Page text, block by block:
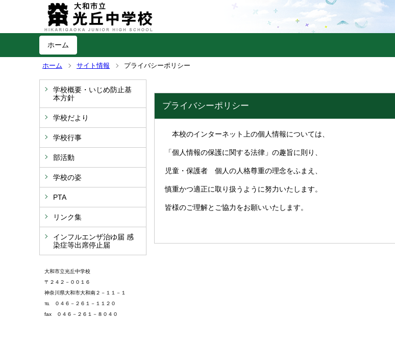
ホーム
ホーム サイト情報 プライバシーポリシー
学校概要・いじめ防止基
本方針
学校だより
学校行事
部活動
学校の姿
PTA
リンク集
インフルエンザ治ゆ届 感
染症等出席停止届
大和市立光丘中学校
〒２４２－００１６
神奈川県大和市大和南２－１１－１
℡ ０４６－２６１－１１２０
fax ０４６－２６１－８０４０
プライバシーポリシー
本校のインターネット上の個人情報については、
「個人情報の保護に関する法律」の趣旨に則り、
児童・保護者 個人の人格尊重の理念をふまえ、
慎重かつ適正に取り扱うように努力いたします。
皆様のご理解とご協力をお願いいたします。